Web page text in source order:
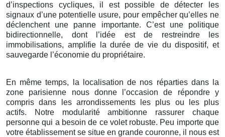
d’inspections cycliques, il est possible de détecter les
signaux d’une potentielle usure, pour empêcher qu’elles ne
déclenchent une panne importante. C’est une politique
bidirectionnelle, dont l’idée est de restreindre les
immobilisations, amplifie la durée de vie du dispositif, et
sauvegarde l’économie du propriétaire.
En même temps, la localisation de nos réparties dans la
zone parisienne nous donne l’occasion de répondre y
compris dans les arrondissements les plus ou les plus
actifs. Notre modularité ambitionne rassurer chaque
personne qui a besoin de ce volet robuste. Peu importe que
votre établissement se situe en grande couronne, il nous est